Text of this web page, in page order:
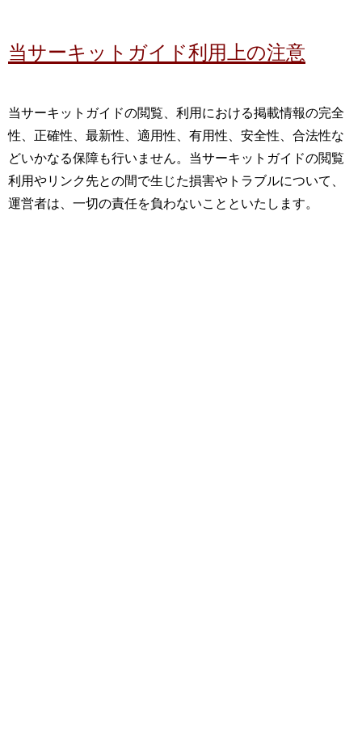
当サーキットガイド利用上の注意
当サーキットガイドの閲覧、利用における掲載情報の完全
性、正確性、最新性、適用性、有用性、安全性、合法性な
どいかなる保障も行いません。当サーキットガイドの閲覧
利用やリンク先との間で生じた損害やトラブルについて、
運営者は、一切の責任を負わないことといたします。